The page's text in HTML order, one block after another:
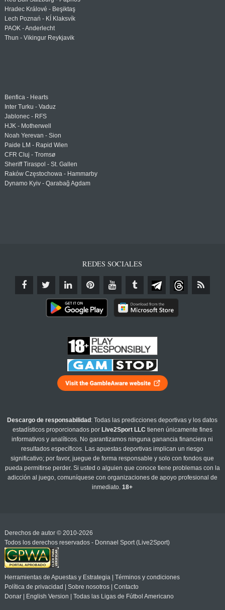
Hradec Králové - Beşiktaş
Lech Poznań - KÍ Klaksvík
PAOK - Anderlecht
Thun - Vikingur Reykjavik
Benfica - Hearts
Inter Turku - Vaduz
Jablonec - RFS
HJK - Motherwell
Noah Yerevan - Sion
Paide LM - Rapid Wien
CFR Cluj - Tromsø
Sheriff Tiraspol - St. Gallen
Raków Częstochowa - Hammarby
Dynamo Kyiv - Qarabağ Agdam
REDES SOCIALES
Descargo de responsabilidad : Todas las predicciones deportivas y los datos
estadísticos proporcionados por Live2Sport LLC tienen únicamente fines
informativos y analíticos. No garantizamos ninguna ganancia financiera ni
resultados específicos. Las apuestas deportivas implican un riesgo
significativo; por favor, juegue de forma responsable y solo con fondos que
pueda permitirse perder. Si usted o alguien que conoce tiene problemas con la
adicción al juego, comuníquese con organizaciones de apoyo profesional de
inmediato.18+
Derechos de autor © 2010-2026
Todos los derechos reservados - Donnael Sport (Live2Sport)
Herramientas de Apuestas y Estrategia| Términos y condiciones
Política de privacidad
Sobre nosotros| Contacto
Donar| English Version Todas las Ligas de Fútbol Americano